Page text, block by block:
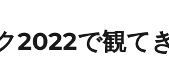
2022で観て